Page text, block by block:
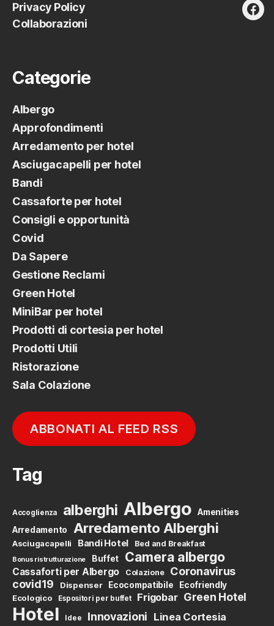
Privacy Policy
Collaborazioni
Categorie
Albergo
Approfondimenti
Arredamento per hotel
Asciugacapelli per hotel
Bandi
Cassaforte per hotel
Consigli e opportunità
Covid
Da Sapere
Gestione Reclami
Green Hotel
MiniBar per hotel
Prodotti di cortesia per hotel
Prodotti Utili
Ristorazione
Sala Colazione
ABBONATI AL FEED RSS
Tag
Accoglienza alberghi Albergo
Amenities
Arredamento
Arredamento Alberghi
Asciugacapelli Bandi Hotel Bed and Breakfast
Bonus ristrutturazione Buffet Camera albergo
Cassaforti per Albergo Colazione
Coronavirus
covid19
Dispenser Ecocompatibile
Ecofriendly
Ecologico
Espositori per buffet Frigobar Green Hotel
Hotel Idee Innovazioni Linea Cortesia